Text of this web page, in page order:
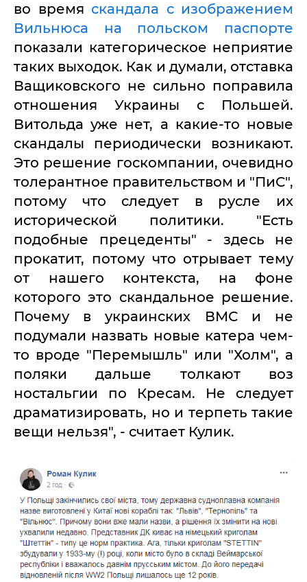
во время скандала с изображением
Вильнюса на польском паспорте
показали категорическое неприятие
таких выходок. Как и думали, отставка
Ващиковского не сильно поправила
отношения Украины с Польшей.
Витольда уже нет, а какие-то новые
скандалы периодически возникают.
Это решение госкомпании, очевидно
толерантное правительством и "ПиС",
потому что следует в русле их
исторической политики. "Есть
подобные прецеденты" - здесь не
прокатит, потому что отрывает тему
от нашего контекста, на фоне
которого это скандальное решение.
Почему в украинских ВМС и не
подумали назвать новые катера чем-
то вроде "Перемышль" или "Холм", а
поляки дальше толкают воз
ностальгии по Кресам. Не следует
драматизировать, но и терпеть такие
вещи нельзя", - считает Кулик.